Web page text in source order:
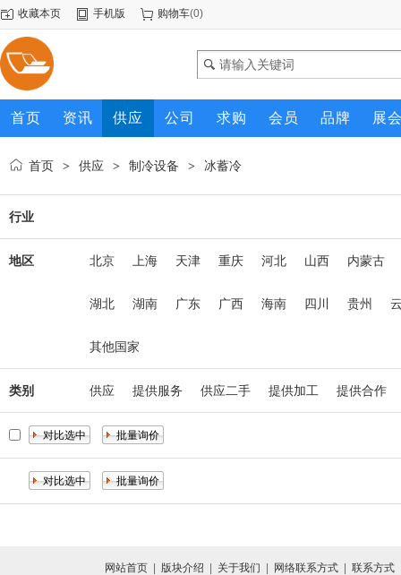
收藏本页 手机版 购物车(0)
首页 资讯 供应 公司 求购 会员 品牌 展
首页 > 供应 > 制冷设备 > 冰蓄冷
行业
地区 北京 上海 天津 重庆 河北 山西 内蒙古
湖北 湖南 广东 广西 海南 四川 贵州
其他国家
类别 供应 提供服务 供应二手 提供加工 提供合作
网站首页| 版块介绍 关于我们 网络联系方式| 联系方式